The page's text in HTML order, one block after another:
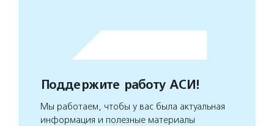
Поддержите работу АСИ!
Мы работаем, чтобы у вас была актуальная
информация и полезные материалы